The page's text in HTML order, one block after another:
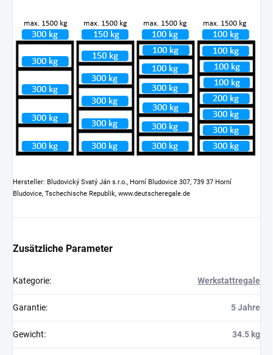
Hersteller: Bludovický Svatý Ján s.r.o., Horní Bludovice 307, 739 37 Horní
Bludovice, Tschechische Republik, www.deutscheregale.de
Zusätzliche Parameter
Kategorie: Werkstattregale
Garantie: 5 Jahre
Gewicht: 34.5 kg